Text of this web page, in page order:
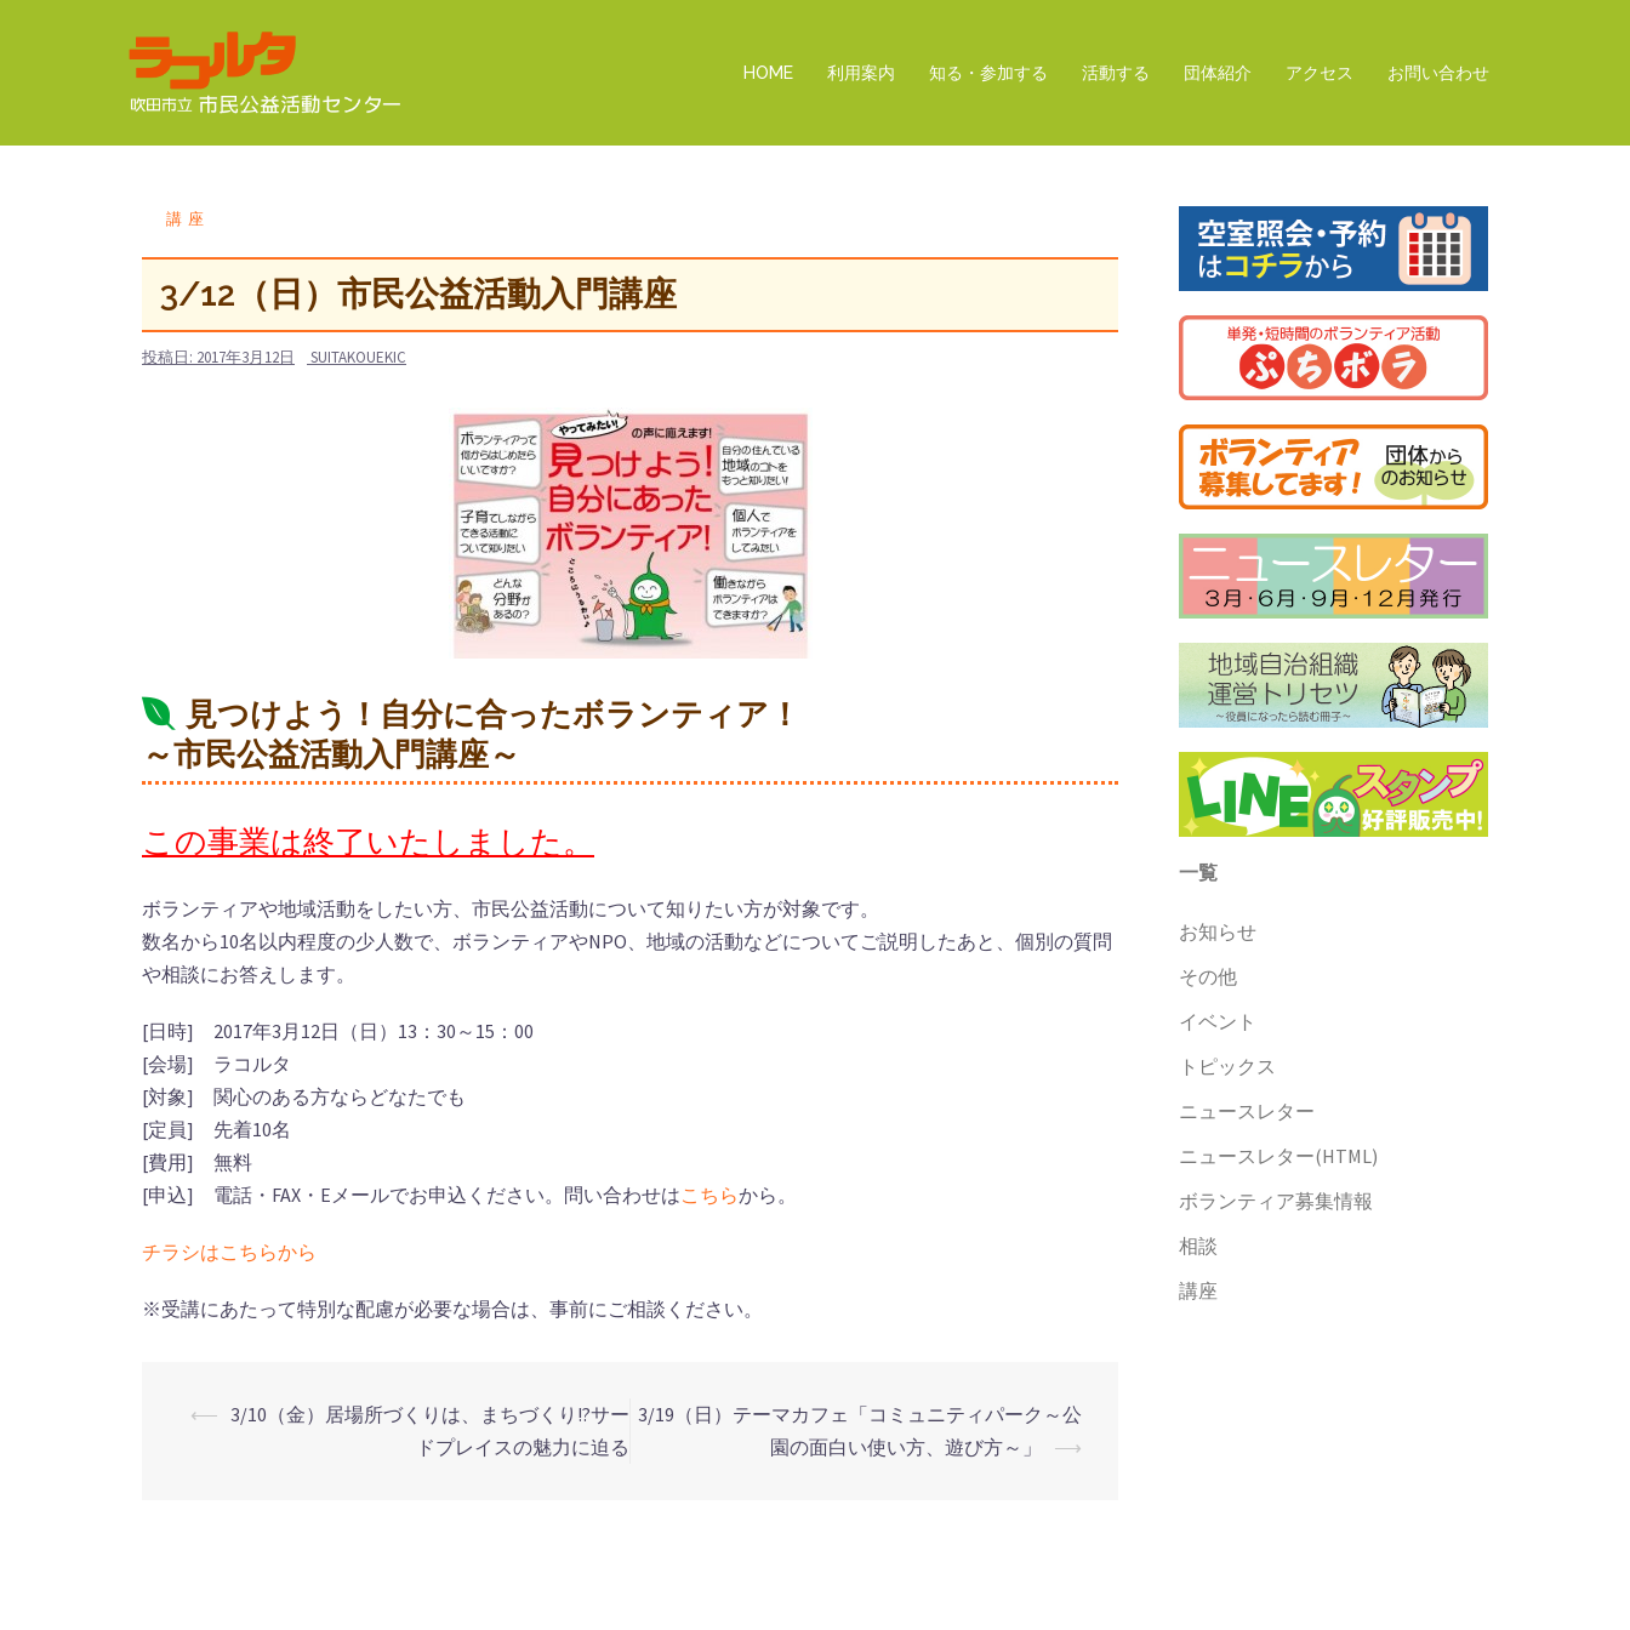
ツ
HOME 利用案内 知る・参加する 活動する 団体紹介 アクセス お問い合わせ
講座
3/12（日）市民公益活動入門講座
投稿日: 2017年3月12日 SUITAKOUEKIC
見つけよう！自分に合ったボランティア！
～市民公益活動入門講座～
この事業は終了いたしました。
ボランティアや地域活動をしたい方、市民公益活動について知りたい方が対象です。
数名から10名以内程度の少人数で、ボランティアやNPO、地域の活動などについてご説明したあと、個別の質問
や相談にお答えします。
[日時] 2017年3月12日（日）13：30～15：00
[会場] ラコルタ
[対象] 関心のある方ならどなたでも
[定員] 先着10名
[費用] 無料
[申込] 電話・FAX・Eメールでお申込ください。問い合わせはこちらから。
チラシはこちらから
※受講にあたって特別な配慮が必要な場合は、事前にご相談ください。
⟵ 3/10（金）居場所づくりは、まちづくり!?サー
ドプレイスの魅力に迫る
3/19（日）テーマカフェ「コミュニティパーク～公
園の面白い使い方、遊び方～」
⟶
一覧
お知らせ
その他
イベント
トピックス
ニュースレター
ニュースレター(HTML)
ボランティア募集情報
相談
講座